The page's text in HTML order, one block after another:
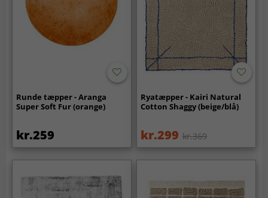
Runde tæpper - Aranga
Super Soft Fur (orange)
kr.259
Ryatæpper - Kairi Natural
Cotton Shaggy (beige/blå)
kr.299 kr.369